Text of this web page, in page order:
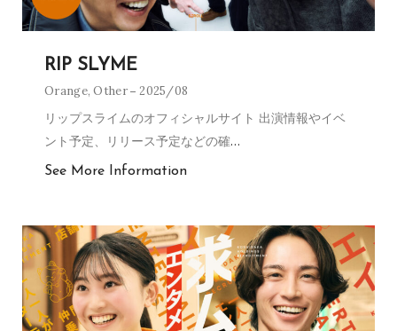
RIP SLYME
Orange,Other 2025/08
リップスライムのオフィシャルサイト 出演情報やイベ
ント予定、リリース予定などの確…
See More Information